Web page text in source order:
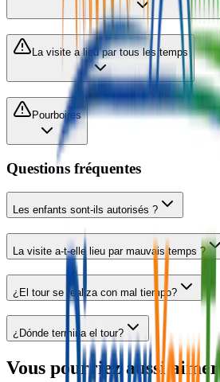
La visite a lieu par tous les temps
Pourboires
Questions fréquentes
Les enfants sont-ils autorisés ?
La visite a-t-elle lieu par mauvais temps ?
¿El tour se realiza con mal tiempo?
¿Dónde termina el tour?
Vous pourriez aussi aimer